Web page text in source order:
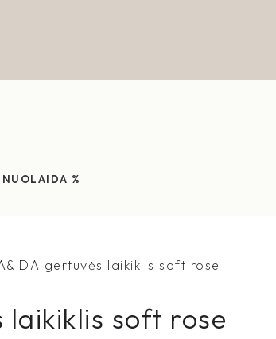
NUOLAIDA %
gertuvės laikiklis soft rose
laikiklis soft rose